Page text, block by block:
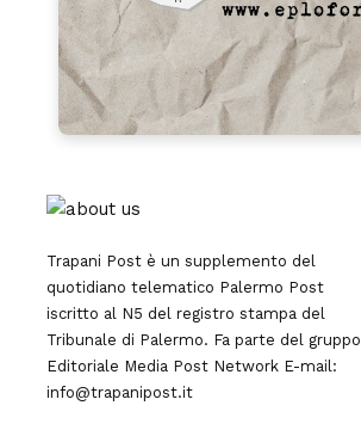
Trapani Post è un supplemento del
quotidiano telematico Palermo Post
iscritto al N5 del registro stampa del
Tribunale di Palermo. Fa parte del gruppo
Editoriale Media Post Network E-mail:
info@trapanipost.it